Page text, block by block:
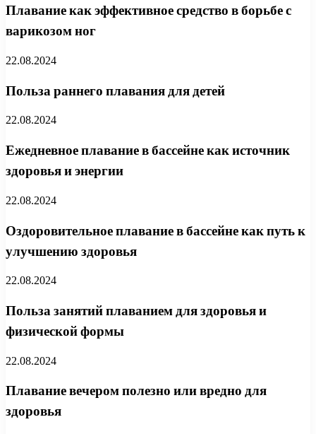
Плавание как эффективное средство в борьбе с
варикозом ног
22.08.2024
Польза раннего плавания для детей
22.08.2024
Ежедневное плавание в бассейне как источник
здоровья и энергии
22.08.2024
Оздоровительное плавание в бассейне как путь к
улучшению здоровья
22.08.2024
Польза занятий плаванием для здоровья и
физической формы
22.08.2024
Плавание вечером полезно или вредно для
здоровья